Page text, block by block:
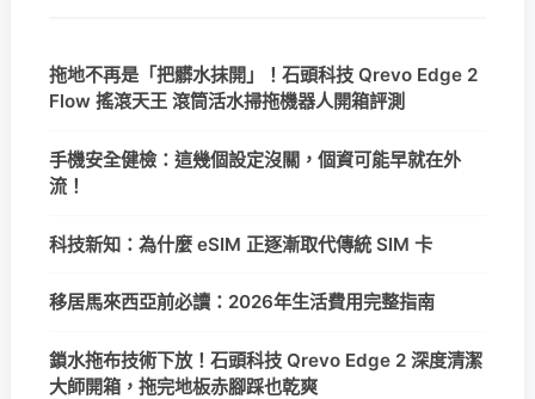
拖地不再是「把髒水抹開」！石頭科技 Qrevo Edge 2
Flow 搖滾天王 滾筒活水掃拖機器人開箱評測
手機安全健檢：這幾個設定沒關，個資可能早就在外
流！
科技新知：為什麼 eSIM 正逐漸取代傳統 SIM 卡
移居馬來西亞前必讀：2026年生活費用完整指南
鎖水拖布技術下放！石頭科技 Qrevo Edge 2 深度清潔
大師開箱，拖完地板赤腳踩也乾爽